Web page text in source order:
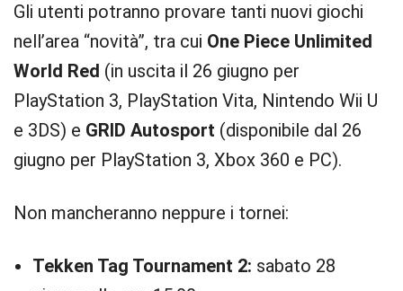
Gli utenti potranno provare tanti nuovi giochi
nell’area “novità”, tra cui One Piece Unlimited
World Red (in uscita il 26 giugno per
PlayStation 3, PlayStation Vita, Nintendo Wii U
e 3DS) e GRID Autosport (disponibile dal 26
giugno per PlayStation 3, Xbox 360 e PC).
Non mancheranno neppure i tornei:
Tekken Tag Tournament 2: sabato 28